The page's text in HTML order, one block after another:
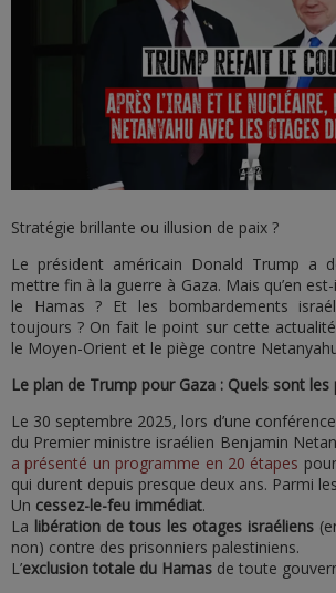
Stratégie brillante ou illusion de paix ?
Le président américain Donald Trump a
mettre fin à la guerre à Gaza. Mais qu’en
le Hamas ? Et les bombardements
toujours ? On fait le point sur cette
le Moyen-Orient et le piège contre
Le plan de Trump pour Gaza : Quels sont les
Le 30 septembre 2025, lors d’une
du Premier ministre israélien Benjamin
a présenté un programme en 20 étapes
qui durent depuis presque deux ans. Parmi
Un cessez-le-feu immédiat.
La libération de tous les otages israéliens
non) contre des prisonniers palestiniens.
L’exclusion totale du Hamas de toute